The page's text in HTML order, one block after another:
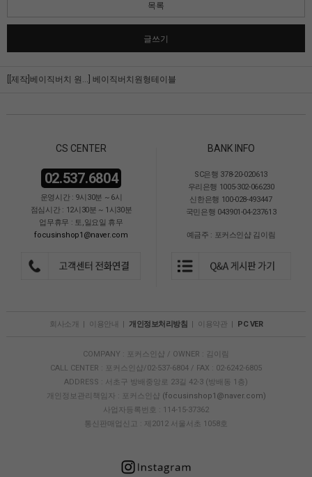
목록
글쓰기
[[제작]베이직버치 원...] 베이직버치원형테이블
CS CENTER
02.537.6804
운영시간 : 9시30분 ~ 6시
점심시간 : 12시30분 ~ 1시30분
업무휴무 : 토,일요일 휴무
focusinshop1@naver.com
BANK INFO
SC은행 378-20-020613
우리은행 1005-302-066230
신한은행 100-028-493447
국민은행 043901-04-237613
예금주 : 포커스인샵 김이림
회사소개 | 이용안내 | 개인정보처리방침 | 이용약관 | PC VER
COMPANY : 포커스인샵 / OWNER : 김이림
CALL CENTER : 포커스인샵/02-537-6804 / FAX : 02-6242-6805
ADDRESS : 서초구 방배중앙로 23길 42-3 (방배동 1층)
개인정보관리책임자 : 포커스인샵 (focusinshop1@naver.com)
사업자등록번호 : 114-15-37362
통신판매업신고 : 제2012 서울서초 1058호